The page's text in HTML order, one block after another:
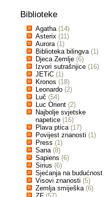
Biblioteke
Agatha (14)
Asterix (11)
Aurora (1)
Biblioteka bilingva (1)
Djeca Zemlje (6)
Izvori sutrašnjice (16)
JETiC (1)
Kronos (18)
Leonardo (2)
Luč (54)
Luc Orient (2)
Najbolje svjetske
napetice (16)
Plava ptica (17)
Povijest znanosti (1)
Press (1)
Sana (8)
Sapiens (6)
Sirius (6)
Sjećanja na budućnost
Visovi znanosti (5)
Zemlja smiješka (6)